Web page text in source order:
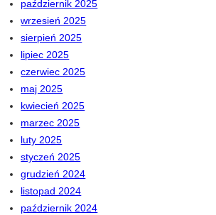
październik 2025
wrzesień 2025
sierpień 2025
lipiec 2025
czerwiec 2025
maj 2025
kwiecień 2025
marzec 2025
luty 2025
styczeń 2025
grudzień 2024
listopad 2024
październik 2024